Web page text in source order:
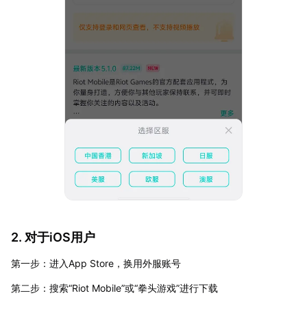
2. 对于iOS用户
第一步：进入App Store，换用外服账号
第二步：搜索“Riot Mobile”或“拳头游戏”进行下载